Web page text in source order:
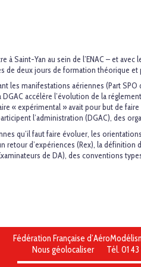
à Saint-Yan au sein de l’ENAC – et
de deux jours de formation théorique et
les manifestations aériennes (Part
accélère l’évolution de la
« expérimental » avait pour but de
l’administration (DGAC), des
qu’il faut faire évoluer, les
retour d’expériences (Rex), la
de DA), des conventions
Fédération Française
Nous géolocaliser
Tél. 01